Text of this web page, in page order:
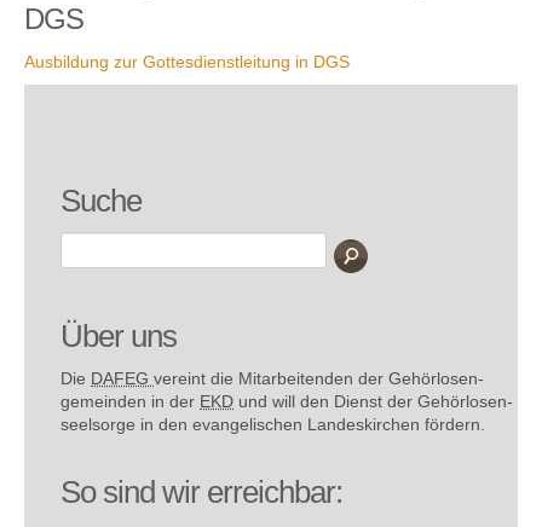
DGS
Ausbildung zur Gottesdienstleitung in DGS
Suche
Über uns
Die DAFEG vereint die Mitarbeitenden der Gehör­losen­
gemeinden in der EKD und will den Dienst der Gehör­losen­
seel­sorge in den evange­lischen Landes­kirchen fördern.
So sind wir erreichbar: